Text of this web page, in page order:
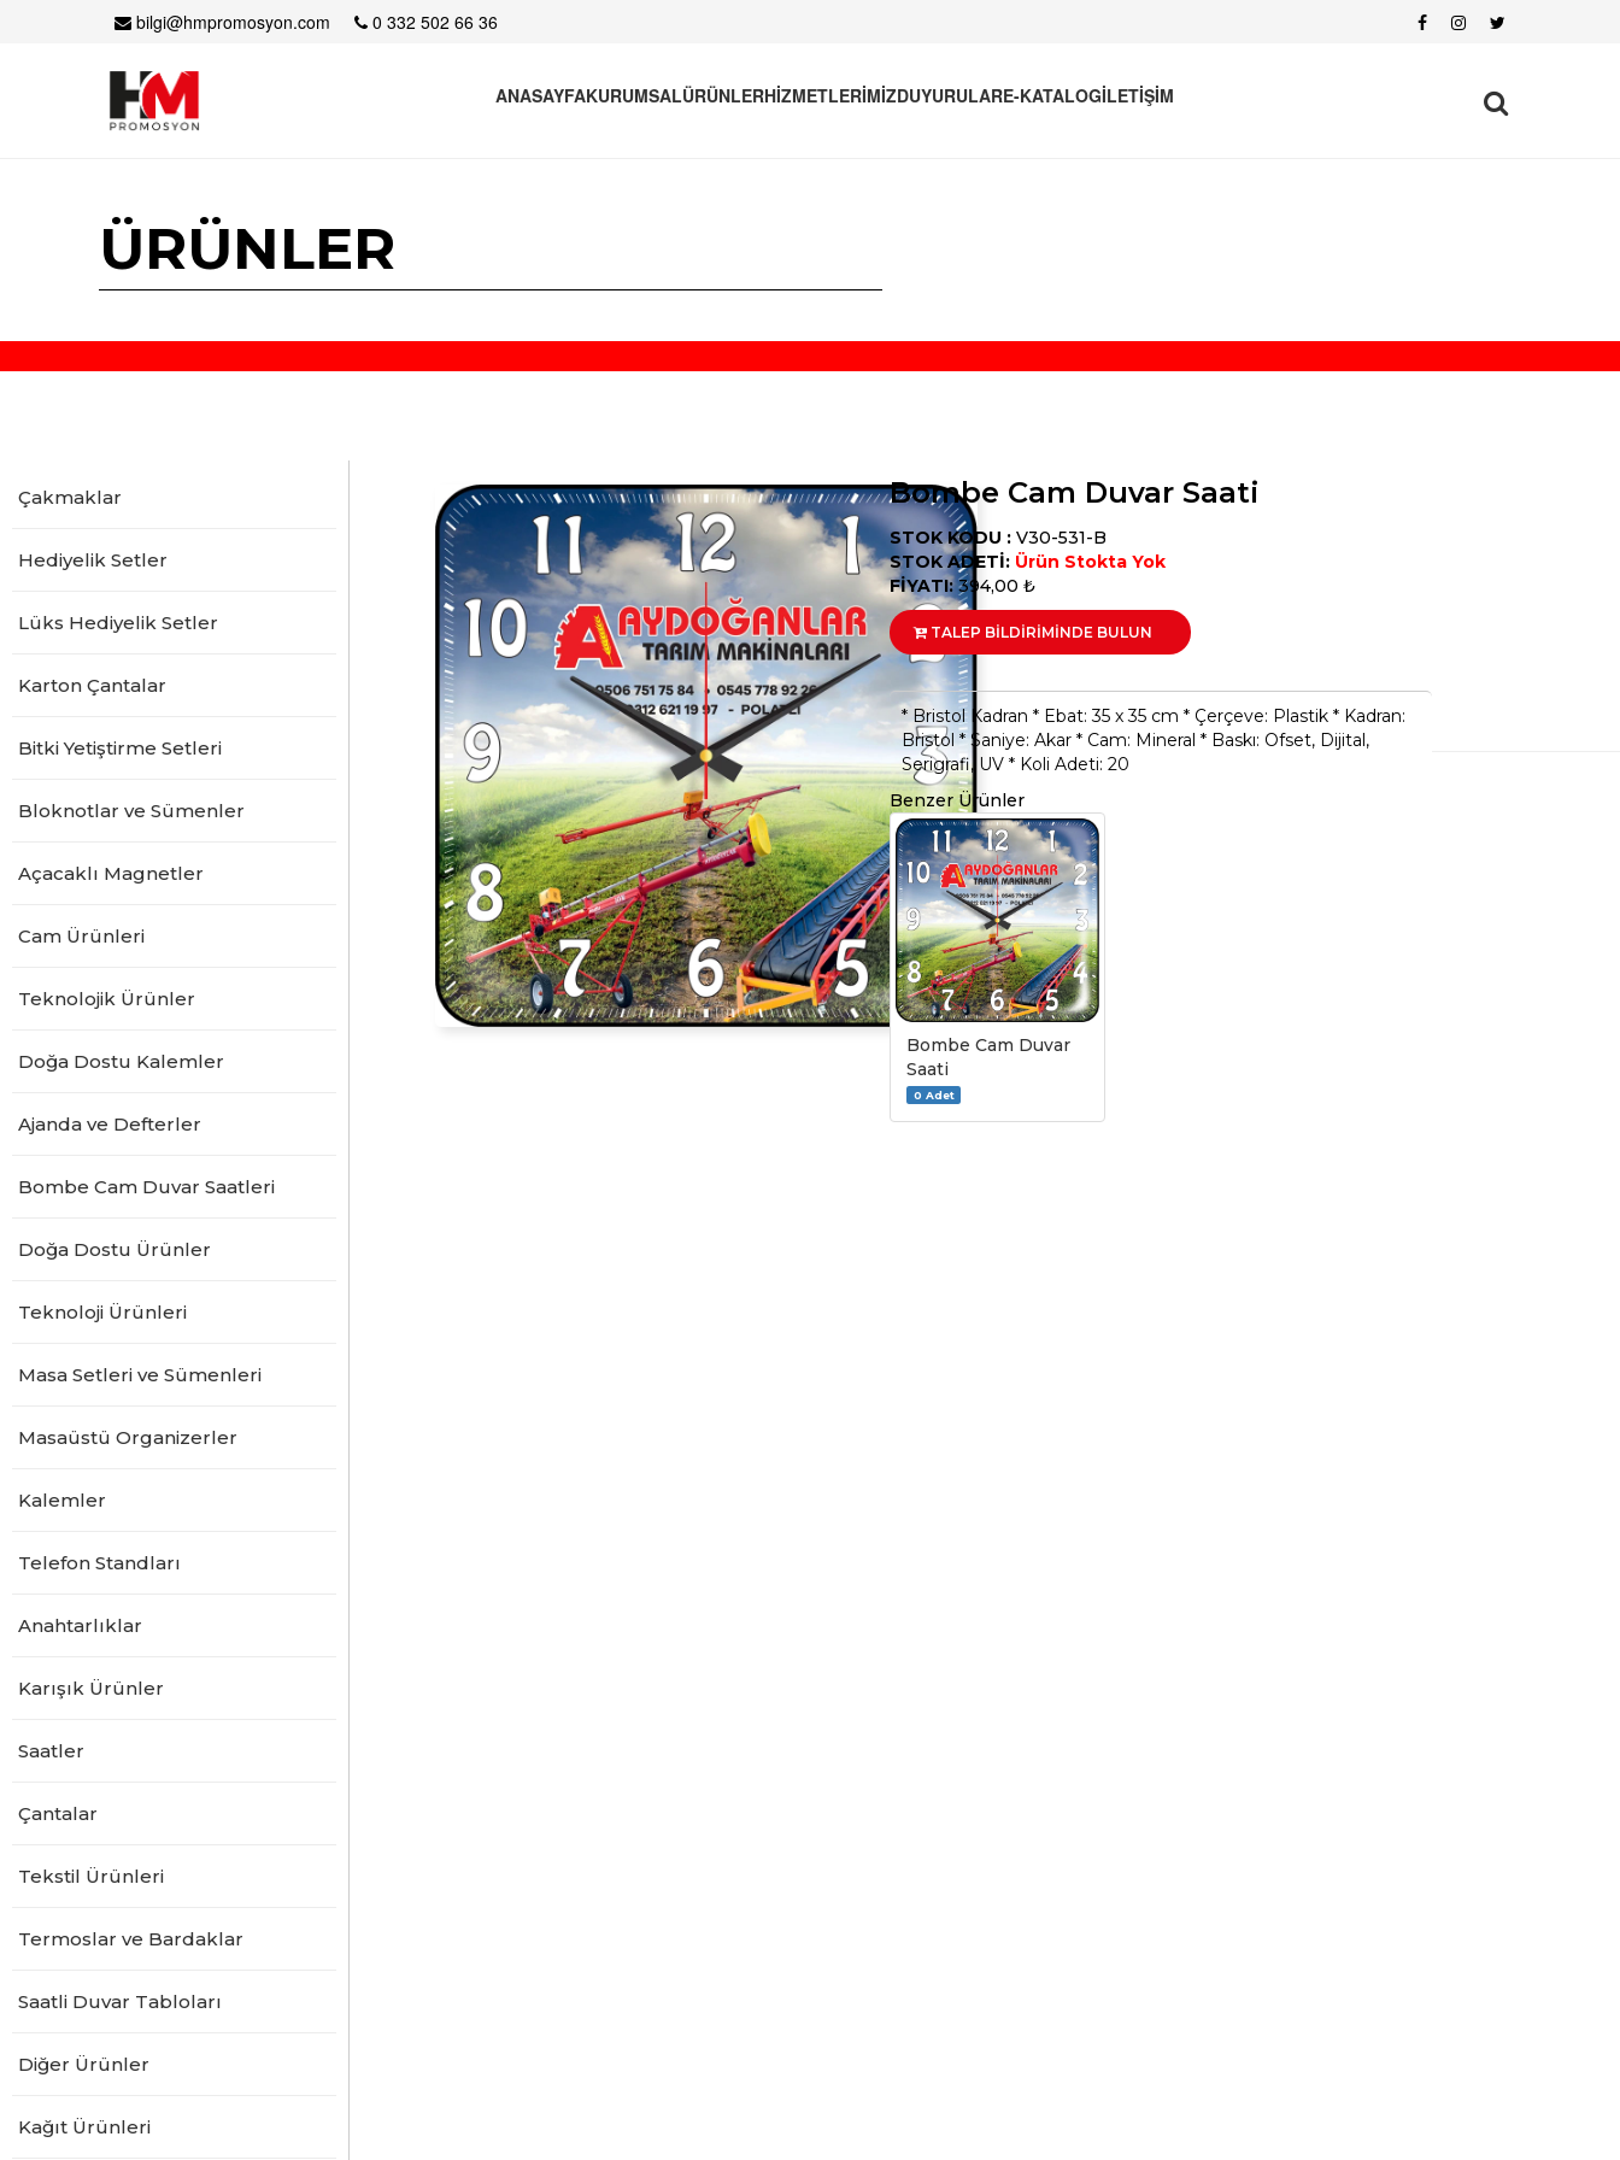
bilgi@hmpromosyon.com 0 332 502 66 36
ANASAYFAKURUMSALÜRÜNLERHİZMETLERİMİZDUYURULARE-KATALOGİLETİŞİM
ÜRÜNLER
Çakmaklar
Hediyelik Setler
Lüks Hediyelik Setler
Karton Çantalar
Bitki Yetiştirme Setleri
Bloknotlar ve Sümenler
Açacaklı Magnetler
Cam Ürünleri
Teknolojik Ürünler
Doğa Dostu Kalemler
Ajanda ve Defterler
Bombe Cam Duvar Saatleri
Doğa Dostu Ürünler
Teknoloji Ürünleri
Masa Setleri ve Sümenleri
Masaüstü Organizerler
Kalemler
Telefon Standları
Anahtarlıklar
Karışık Ürünler
Saatler
Çantalar
Tekstil Ürünleri
Termoslar ve Bardaklar
Saatli Duvar Tabloları
Diğer Ürünler
Kağıt Ürünleri
Bombe Cam Duvar Saati
STOK KODU :V30-531-B
STOK ADETİ: Ürün Stokta Yok
FİYATI:394,00 ₺
TALEP BİLDİRİMİNDE BULUN
* Bristol Kadran * Ebat: 35 x 35 cm * Çerçeve: Plastik * Kadran:
Bristol * Saniye: Akar * Cam: Mineral * Baskı: Ofset, Dijital,
Serigrafi, UV * Koli Adeti: 20
Benzer Ürünler
Bombe Cam Duvar
Saati
0 Adet